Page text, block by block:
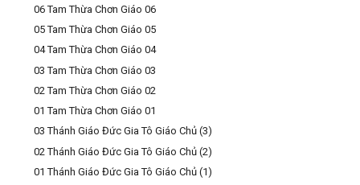
06 Tam Thừa Chơn Giáo 06
05 Tam Thừa Chơn Giáo 05
04 Tam Thừa Chơn Giáo 04
03 Tam Thừa Chơn Giáo 03
02 Tam Thừa Chơn Giáo 02
01 Tam Thừa Chơn Giáo 01
03 Thánh Giáo Đức Gia Tô Giáo Chủ (3)
02 Thánh Giáo Đức Gia Tô Giáo Chủ (2)
01 Thánh Giáo Đức Gia Tô Giáo Chủ (1)